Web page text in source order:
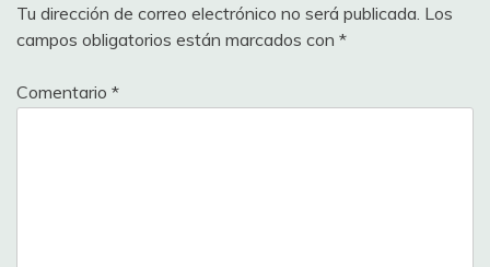
Tu dirección de correo electrónico no será publicada. Los
campos obligatorios están marcados con *
Comentario *